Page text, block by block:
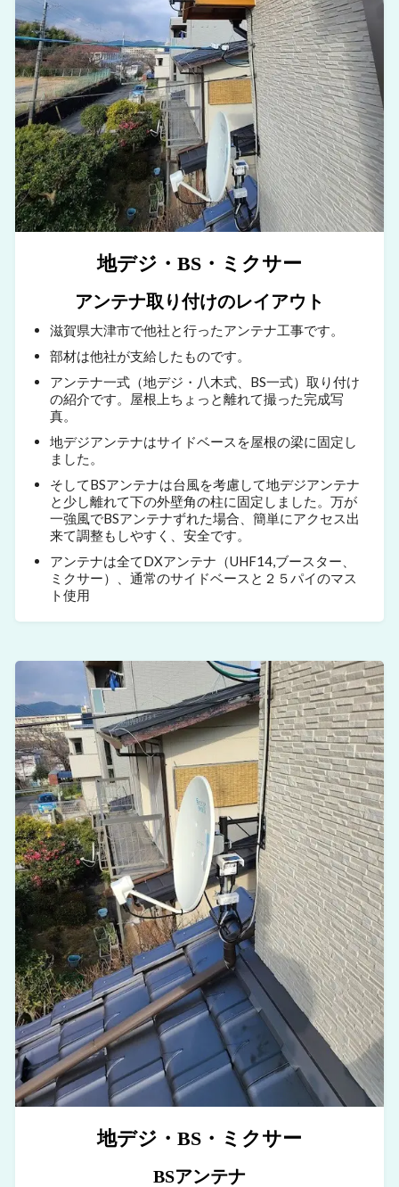
地デジ・BS・ミクサー
アンテナ取り付けのレイアウト
滋賀県大津市で他社と行ったアンテナ工事です。
部材は他社が支給したものです。
アンテナ一式（地デジ・八木式、BS一式）取り付け
の紹介です。屋根上ちょっと離れて撮った完成写
真。
地デジアンテナはサイドベースを屋根の梁に固定し
ました。
そしてBSアンテナは台風を考慮して地デジアンテナ
と少し離れて下の外壁角の柱に固定しました。万が
一強風でBSアンテナずれた場合、簡単にアクセス出
来て調整もしやすく、安全です。
アンテナは全てDXアンテナ（UHF14,ブースター、
ミクサー）、通常のサイドベースと２５パイのマス
ト使用
地デジ・BS・ミクサー
BSアンテナ